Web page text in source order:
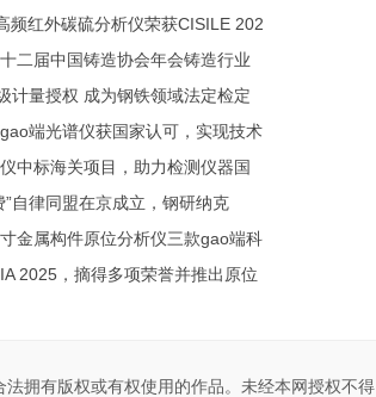
频红外碳硫分析仪荣获CISILE 202
二届中国铸造协会年会铸造行业
计量授权 成为钢铁领域法定检定
端光谱仪获国家认可，实现技术
中标海关项目，助力检测仪器国
”自律同盟在京成立，钢研纳克
金属构件原位分析仪三款gao端科
2025，摘得多项荣誉并推出原位
拥有版权或有权使用的作品。未经本网授权不得